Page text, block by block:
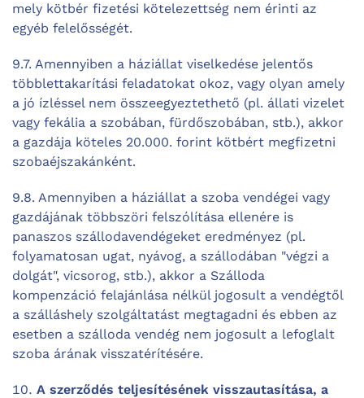
mely kötbér fizetési kötelezettség nem érinti az
egyéb felelősségét.
9.7. Amennyiben a háziállat viselkedése jelentős
többlettakarítási feladatokat okoz, vagy olyan amely
a jó ízléssel nem összeegyeztethető (pl. állati vizelet
vagy fekália a szobában, fürdőszobában, stb.), akkor
a gazdája köteles 20.000. forint kötbért megfizetni
szobaéjszakánként.
9.8. Amennyiben a háziállat a szoba vendégei vagy
gazdájának többszöri felszólítása ellenére is
panaszos szállodavendégeket eredményez (pl.
folyamatosan ugat, nyávog, a szállodában "végzi a
dolgát", vicsorog, stb.), akkor a Szálloda
kompenzáció felajánlása nélkül jogosult a vendégtől
a szálláshely szolgáltatást megtagadni és ebben az
esetben a szálloda vendég nem jogosult a lefoglalt
szoba árának visszatérítésére.
A szerződés teljesítésének visszautasítása, a